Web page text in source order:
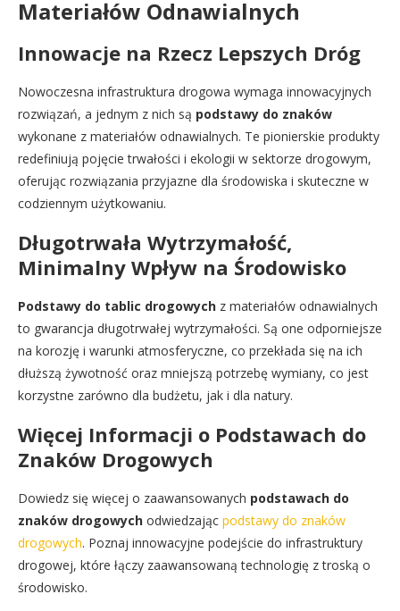
Materiałów Odnawialnych
Innowacje na Rzecz Lepszych Dróg
Nowoczesna infrastruktura drogowa wymaga innowacyjnych
rozwiązań, a jednym z nich są podstawy do znaków
wykonane z materiałów odnawialnych. Te pionierskie produkty
redefiniują pojęcie trwałości i ekologii w sektorze drogowym,
oferując rozwiązania przyjazne dla środowiska i skuteczne w
codziennym użytkowaniu.
Długotrwała Wytrzymałość,
Minimalny Wpływ na Środowisko
Podstawy do tablic drogowych z materiałów odnawialnych
to gwarancja długotrwałej wytrzymałości. Są one odporniejsze
na korozję i warunki atmosferyczne, co przekłada się na ich
dłuższą żywotność oraz mniejszą potrzebę wymiany, co jest
korzystne zarówno dla budżetu, jak i dla natury.
Więcej Informacji o Podstawach do
Znaków Drogowych
Dowiedz się więcej o zaawansowanych podstawach do
znaków drogowych odwiedzając podstawy do znaków
drogowych. Poznaj innowacyjne podejście do infrastruktury
drogowej, które łączy zaawansowaną technologię z troską o
środowisko.